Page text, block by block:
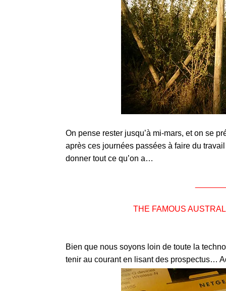
On pense rester jusqu’à mi-mars, et on se
après ces journées passées à faire du
donner tout ce qu’on a…
THE FAMOUS
Bien que nous soyons loin de toute la
tenir au courant en lisant des prospectus…